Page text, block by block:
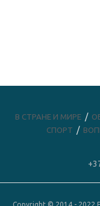
В СТРАНЕ И МИРЕ
СПОРТ
Copyright © 2014 - 2022